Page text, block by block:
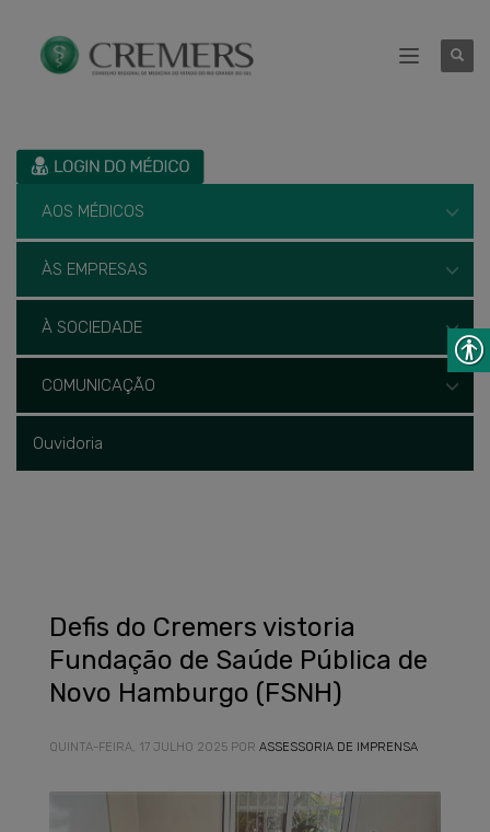
AOS MÉDICOS
ÀS EMPRESAS
À SOCIEDADE
COMUNICAÇÃO
Ouvidoria
Defis do Cremers vistoria
Fundação de Saúde Pública de
Novo Hamburgo (FSNH)
QUINTA-FEIRA, 17 JULHO 2025 POR ASSESSORIA DE IMPRENSA